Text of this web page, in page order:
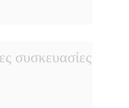
συσκευασίες